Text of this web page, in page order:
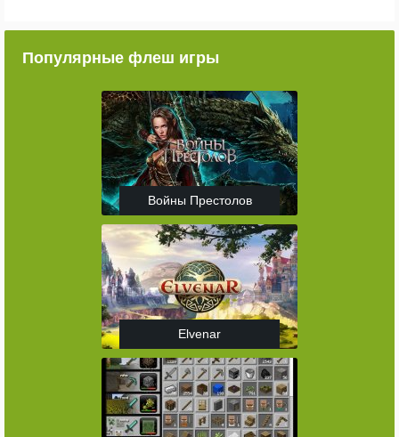
Популярные флеш игры
Войны Престолов
Elvenar